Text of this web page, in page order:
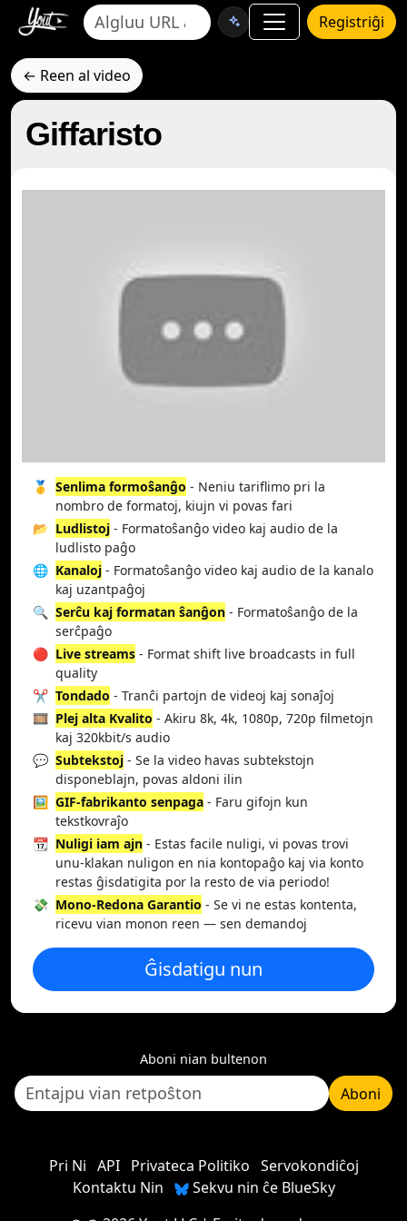
Registriĝi
← Reen al video
Giffaristo
🥇 Senlima formoŝanĝo - Neniu tariflimo pri la
nombro de formatoj, kiujn vi povas fari
📂 Ludlistoj - Formatoŝanĝo video kaj audio de la
ludlisto paĝo
🌐 Kanaloj - Formatoŝanĝo video kaj audio de la kanalo
kaj uzantpaĝoj
🔍 Serĉu kaj formatan ŝanĝon - Formatoŝanĝo de la
serĉpaĝo
🔴 Live streams - Format shift live broadcasts in full
quality
✂️ Tondado - Tranĉi partojn de videoj kaj sonaĵoj
🎞️ Plej alta Kvalito - Akiru 8k, 4k, 1080p, 720p filmetojn
kaj 320kbit/s audio
💬 Subtekstoj - Se la video havas subtekstojn
disponeblajn, povas aldoni ilin
🖼️ GIF-fabrikanto senpaga - Faru gifojn kun
tekstkovraĵo
📆 Nuligi iam ajn - Estas facile nuligi, vi povas trovi
unu-klakan nuligon en nia kontopaĝo kaj via konto
restas ĝisdatigita por la resto de via periodo!
💸 Mono-Redona Garantio - Se vi ne estas kontenta,
ricevu vian monon reen — sen demandoj
Ĝisdatigu nun
Aboni nian bultenon
Aboni
Pri Ni API Privateca Politiko Servokondiĉoj
Kontaktu Nin
Sekvu nin ĉe BlueSky